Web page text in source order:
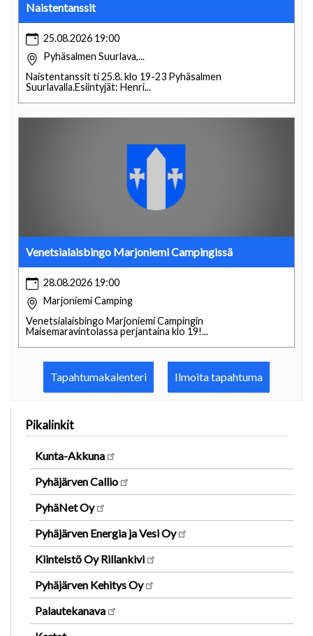
Naistentanssit
25.08.2026 19:00
Pyhäsalmen Suurlava,...
Naistentanssit ti 25.8. klo 19-23 Pyhäsalmen
Suurlavalla.Esiintyjät: Henri...
Venetsialaisbingo Marjoniemi Campingissä
28.08.2026 19:00
Marjoniemi Camping
Venetsialaisbingo Marjoniemi Campingin
Maisemaravintolassa perjantaina klo 19!...
Tapahtumakalenteri Ilmoita tapahtuma
Pikalinkit
Kunta-Akkuna
Pyhäjärven Callio
PyhäNet Oy
Pyhäjärven Energia ja Vesi Oy
Kiinteistö Oy Rillankivi
Pyhäjärven Kehitys Oy
Palautekanava